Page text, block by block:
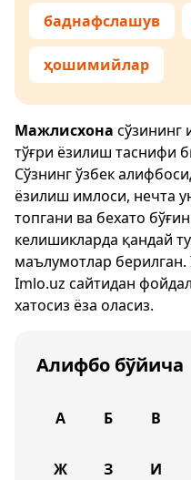
баднафслашув
ҳошимийлар
Мажлисхона сўзининг
тўғри ёзилиш таснифи
Сўзнинг ўзбек
ёзилиш имлоси, нечта
топгани ва бехато
келишикларда қандай
маълумотлар
Imlo.uz сайтидан
хатосиз ёза оласиз.
Алифбо бўйича
А Б В
Ж З И